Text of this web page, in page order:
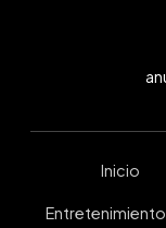
Inicio
Entretenimiento